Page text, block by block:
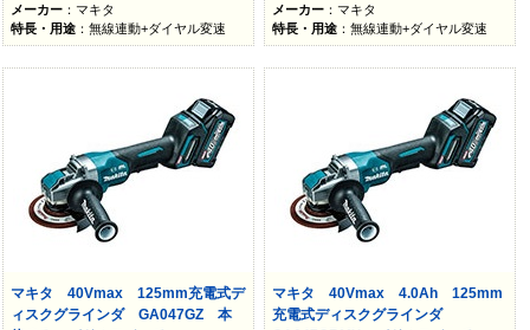
メーカー ：マキタ
特長・用途 ：無線連動+ダイヤル変速
メーカー ：マキタ
特長・用途 ：無線連動+ダイヤル変速
マキタ 40Vmax 125mm充電式デ
ィスクグラインダ GA047GZ 本
マキタ 40Vmax 4.0Ah 125mm
充電式ディスクグラインダ